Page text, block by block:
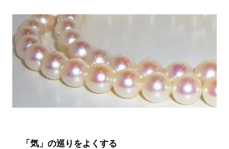
「気」の巡りをよくする